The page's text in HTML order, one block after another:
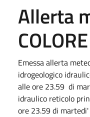
Allerta
Emessa allerta
idrogeologico
alle ore 23.59 di
idraulico reticolo
ore 23.59 di